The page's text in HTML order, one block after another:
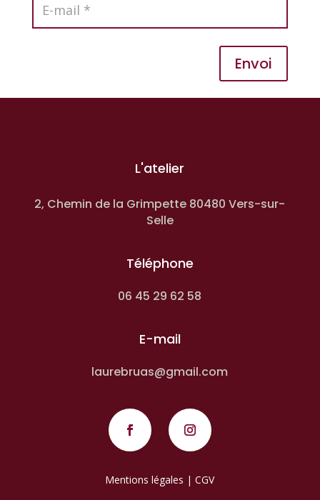
Envoi
L'atelier
2, Chemin de la Grimpette 80480 Vers-sur-
Selle
Téléphone
06 45 29 62 58
E-mail
laurebruas@gmail.com
Mentions légales |CGV